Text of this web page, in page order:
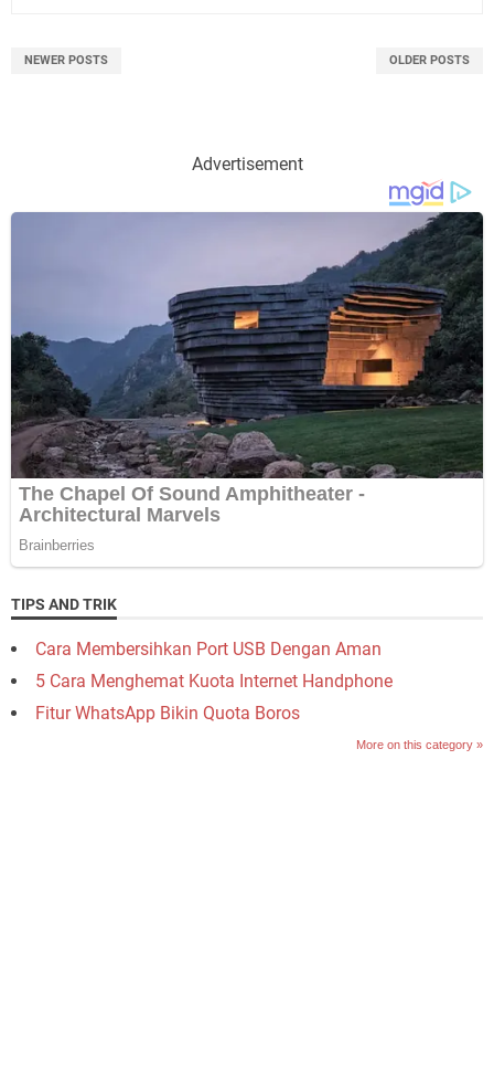
NEWER POSTS OLDER POSTS
Advertisement
TIPS AND TRIK
Cara Membersihkan Port USB Dengan Aman
5 Cara Menghemat Kuota Internet Handphone
Fitur WhatsApp Bikin Quota Boros
More on this category »